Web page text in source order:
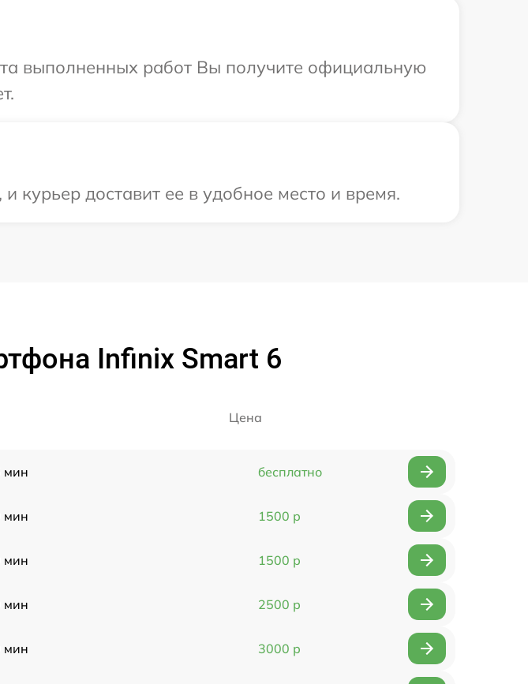
выполненных работ Вы получите официальную
доставит ее в удобное место и время.
Infinix Smart 6
Цена
мин бесплатно
мин 1500 р
мин 1500 р
мин 2500 р
мин 3000 р